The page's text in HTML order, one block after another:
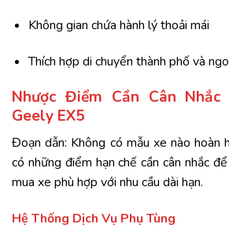
Không gian chứa hành lý thoải mái
Thích hợp di chuyển thành phố và
Nhược Điểm Cần Cân
Geely EX5
Đoạn dẫn: Không có mẫu xe nào hoàn
có những điểm hạn chế cần cân nhắc
mua xe phù hợp với nhu cầu dài hạn.
Hệ Thống Dịch Vụ Phụ Tùng